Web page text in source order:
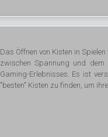
Das Öffnen von Kisten in
zwischen Spannung und
Gaming-Erlebnisses. Es ist
"besten" Kisten zu finden, um